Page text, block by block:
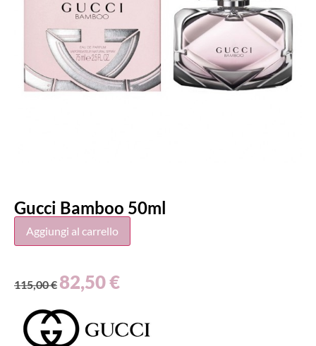
Gucci Bamboo 50ml
Aggiungi al carrello
115,00€ 82,50€